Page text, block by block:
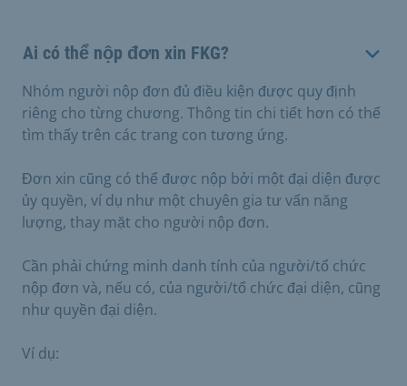
Ai có thể nộp đơn xin FKG?
Nhóm người nộp đơn đủ điều kiện được quy định
riêng cho từng chương. Thông tin chi tiết hơn có thể
tìm thấy trên các trang con tương ứng.
Đơn xin cũng có thể được nộp bởi một đại diện được
ủy quyền, ví dụ như một chuyên gia tư vấn năng
lượng, thay mặt cho người nộp đơn.
Cần phải chứng minh danh tính của người/tổ chức
nộp đơn và, nếu có, của người/tổ chức đại diện, cũng
như quyền đại diện.
Ví dụ: